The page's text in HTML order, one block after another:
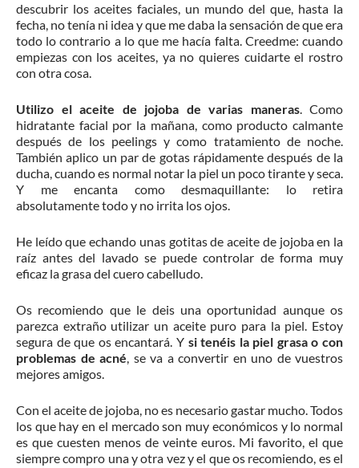
descubrir los aceites faciales, un mundo del que, hasta la
fecha, no tenía ni idea y que me daba la sensación de que era
todo lo contrario a lo que me hacía falta. Creedme: cuando
empiezas con los aceites, ya no quieres cuidarte el rostro
con otra cosa.
Utilizo el aceite de jojoba de varias maneras. Como
hidratante facial por la mañana, como producto calmante
después de los peelings y como tratamiento de noche.
También aplico un par de gotas rápidamente después de la
ducha, cuando es normal notar la piel un poco tirante y seca.
Y me encanta como desmaquillante: lo retira
absolutamente todo y no irrita los ojos.
He leído que echando unas gotitas de aceite de jojoba en la
raíz antes del lavado se puede controlar de forma muy
eficaz la grasa del cuero cabelludo.
Os recomiendo que le deis una oportunidad aunque os
parezca extraño utilizar un aceite puro para la piel. Estoy
segura de que os encantará. Y si tenéis la piel grasa o con
problemas de acné, se va a convertir en uno de vuestros
mejores amigos.
Con el aceite de jojoba, no es necesario gastar mucho. Todos
los que hay en el mercado son muy económicos y lo normal
es que cuesten menos de veinte euros. Mi favorito, el que
siempre compro una y otra vez y el que os recomiendo, es el